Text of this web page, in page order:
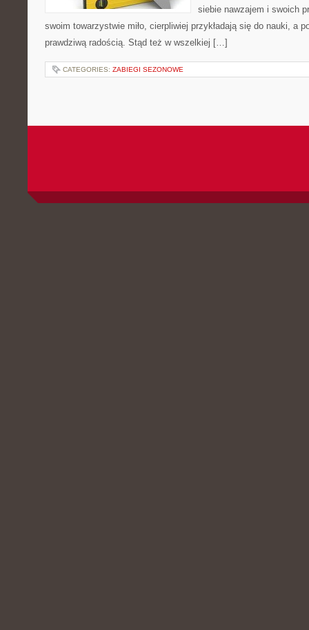
siebie nawzajem i swoich
swoim towarzystwie miło, cierpliwiej przykładają się do nauki, a
prawdziwą radością. Stąd też w wszelkiej […]
CATEGORIES: ZABIEGI SEZONOWE